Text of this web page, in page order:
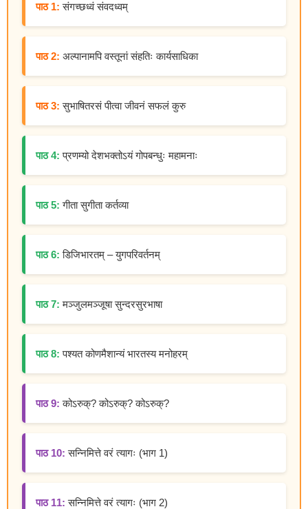
पाठ 1: संगच्छध्वं संवदध्वम्
पाठ 2: अल्पानामपि वस्तूनां संहतिः कार्यसाधिका
पाठ 3: सुभाषितरसं पीत्वा जीवनं सफलं कुरु
पाठ 4: प्रणम्यो देशभक्तोऽयं गोपबन्धुः महामनाः
पाठ 5: गीता सुगीता कर्तव्या
पाठ 6: डिजिभारतम् – युगपरिवर्तनम्
पाठ 7: मञ्जुलमञ्जूषा सुन्दरसुरभाषा
पाठ 8: पश्यत कोणमैशान्यं भारतस्य मनोहरम्
पाठ 9: कोऽरुक्? कोऽरुक्? कोऽरुक्?
पाठ 10: सन्निमित्ते वरं त्यागः (भाग 1)
पाठ 11: सन्निमित्ते वरं त्यागः (भाग 2)